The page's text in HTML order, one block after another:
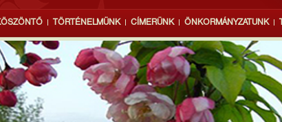
TÖRTÉNELMÜNK CÍMERÜNK ÖNKORMÁNYZATUNK